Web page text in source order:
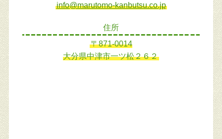
info@marutomo-kanbutsu.co.jp
住所
〒871-0014
大分県中津市一ツ松２６２